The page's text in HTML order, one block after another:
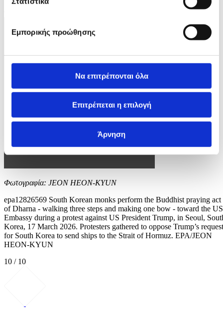
Εμπορικής προώθησης
Να επιτρέπονται όλα
Επιτρέπεται η επιλογή
Άρνηση
Φωτογραφία: JEON HEON-KYUN
epa12826569 South Korean monks perform the Buddhist praying act
of Dharna - walking three steps and making one bow - toward the US
Embassy during a protest against US President Trump, in Seoul,
Korea, 17 March 2026. Protesters gathered to oppose Trump’s request
for South Korea to send ships to the Strait of Hormuz. EPA/JEON
HEON-KYUN
10 / 10